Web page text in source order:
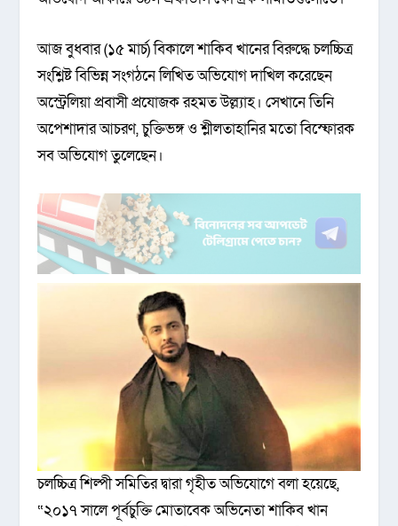
আজ বুধবার (১৫ মার্চ) বিকালে শাকিব খানের বিরুদ্ধে চলচ্চিত্র
সংশ্লিষ্ট বিভিন্ন সংগঠনে লিখিত অভিযোগ দাখিল করেছেন
অস্ট্রেলিয়া প্রবাসী প্রযোজক রহমত উল্ল্যাহ। সেখানে তিনি
অপেশাদার আচরণ, চুক্তিভঙ্গ ও শ্লীলতাহানির মতো বিস্ফোরক
সব অভিযোগ তুলেছেন।
চলচ্চিত্র শিল্পী সমিতির দ্বারা গৃহীত অভিযোগে বলা হয়েছে,
“২০১৭ সালে পূর্বচুক্তি মোতাবেক অভিনেতা শাকিব খান